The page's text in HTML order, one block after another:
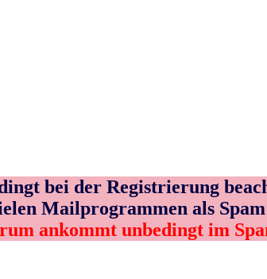
bei der Registrierung
Mailprogrammen als Spam
ankommt unbedingt im